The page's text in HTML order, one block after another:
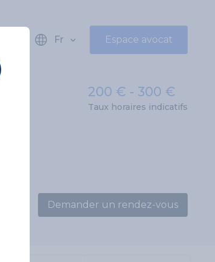
Fr Espace avocat
200 € - 300 €
Taux horaires indicatifs
Demander un rendez-vous